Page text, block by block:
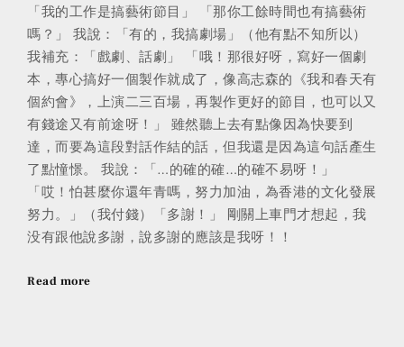
「我的工作是搞藝術節目」 「那你工餘時間也有搞藝術
嗎？」 我說：「有的，我搞劇場」（他有點不知所以）
我補充：「戲劇、話劇」 「哦！那很好呀，寫好一個劇
本，專心搞好一個製作就成了，像高志森的《我和春天有
個約會》，上演二三百場，再製作更好的節目，也可以又
有錢途又有前途呀！」 雖然聽上去有點像因為快要到
達，而要為這段對話作結的話，但我還是因為這句話產生
了點憧憬。 我說：「…的確的確…的確不易呀！」
「哎！怕甚麼你還年青嗎，努力加油，為香港的文化發展
努力。」（我付錢）「多謝！」 剛關上車門才想起，我
没有跟他說多謝，說多謝的應該是我呀！！
Read more